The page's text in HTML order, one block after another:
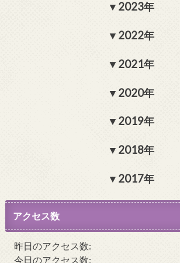
2023年
2022年
2021年
2020年
2019年
2018年
2017年
アクセス数
昨日のアクセス数:
今日のアクセス数: